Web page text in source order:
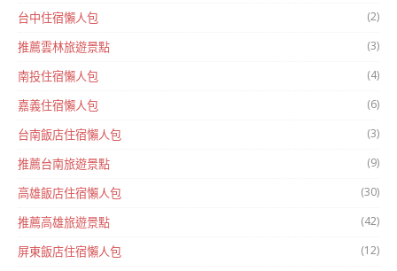
台中住宿懶人包 (2)
推薦雲林旅遊景點 (3)
南投住宿懶人包 (4)
嘉義住宿懶人包 (6)
台南飯店住宿懶人包 (3)
推薦台南旅遊景點 (9)
高雄飯店住宿懶人包 (30)
推薦高雄旅遊景點 (42)
屏東飯店住宿懶人包 (12)